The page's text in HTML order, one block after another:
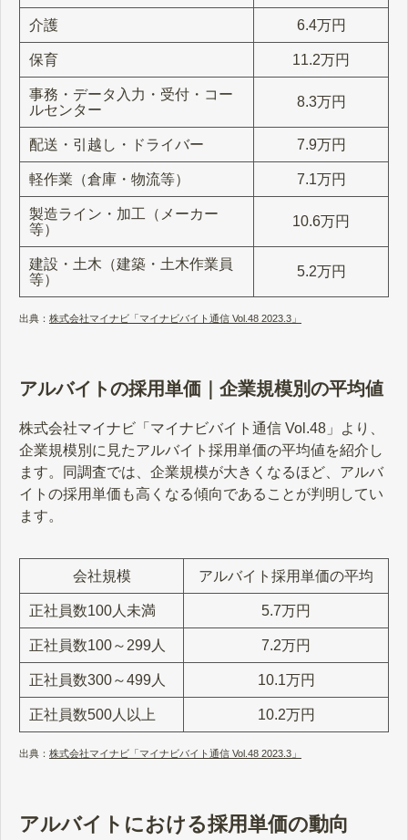
介護 6.4万円
保育 11.2万円
事務・データ入力・受付・コー
ルセンター
8.3万円
配送・引越し・ドライバー 7.9万円
軽作業（倉庫・物流等） 7.1万円
製造ライン・加工（メーカー
等）
10.6万円
建設・土木（建築・土木作業員
等）
5.2万円
出典： 株式会社マイナビ「マイナビバイト通信 Vol.48 2023.3」
アルバイトの採用単価｜企業規模別の平均値
株式会社マイナビ「マイナビバイト通信 Vol.48」より、
企業規模別に見たアルバイト採用単価の平均値を紹介し
ます。同調査では、企業規模が大きくなるほど、アルバ
イトの採用単価も高くなる傾向であることが判明してい
ます。
会社規模 アルバイト採用単価の平均
正社員数100人未満 5.7万円
正社員数100～299人 7.2万円
正社員数300～499人 10.1万円
正社員数500人以上 10.2万円
出典： 株式会社マイナビ「マイナビバイト通信 Vol.48 2023.3」
アルバイトにおける採用単価の動向